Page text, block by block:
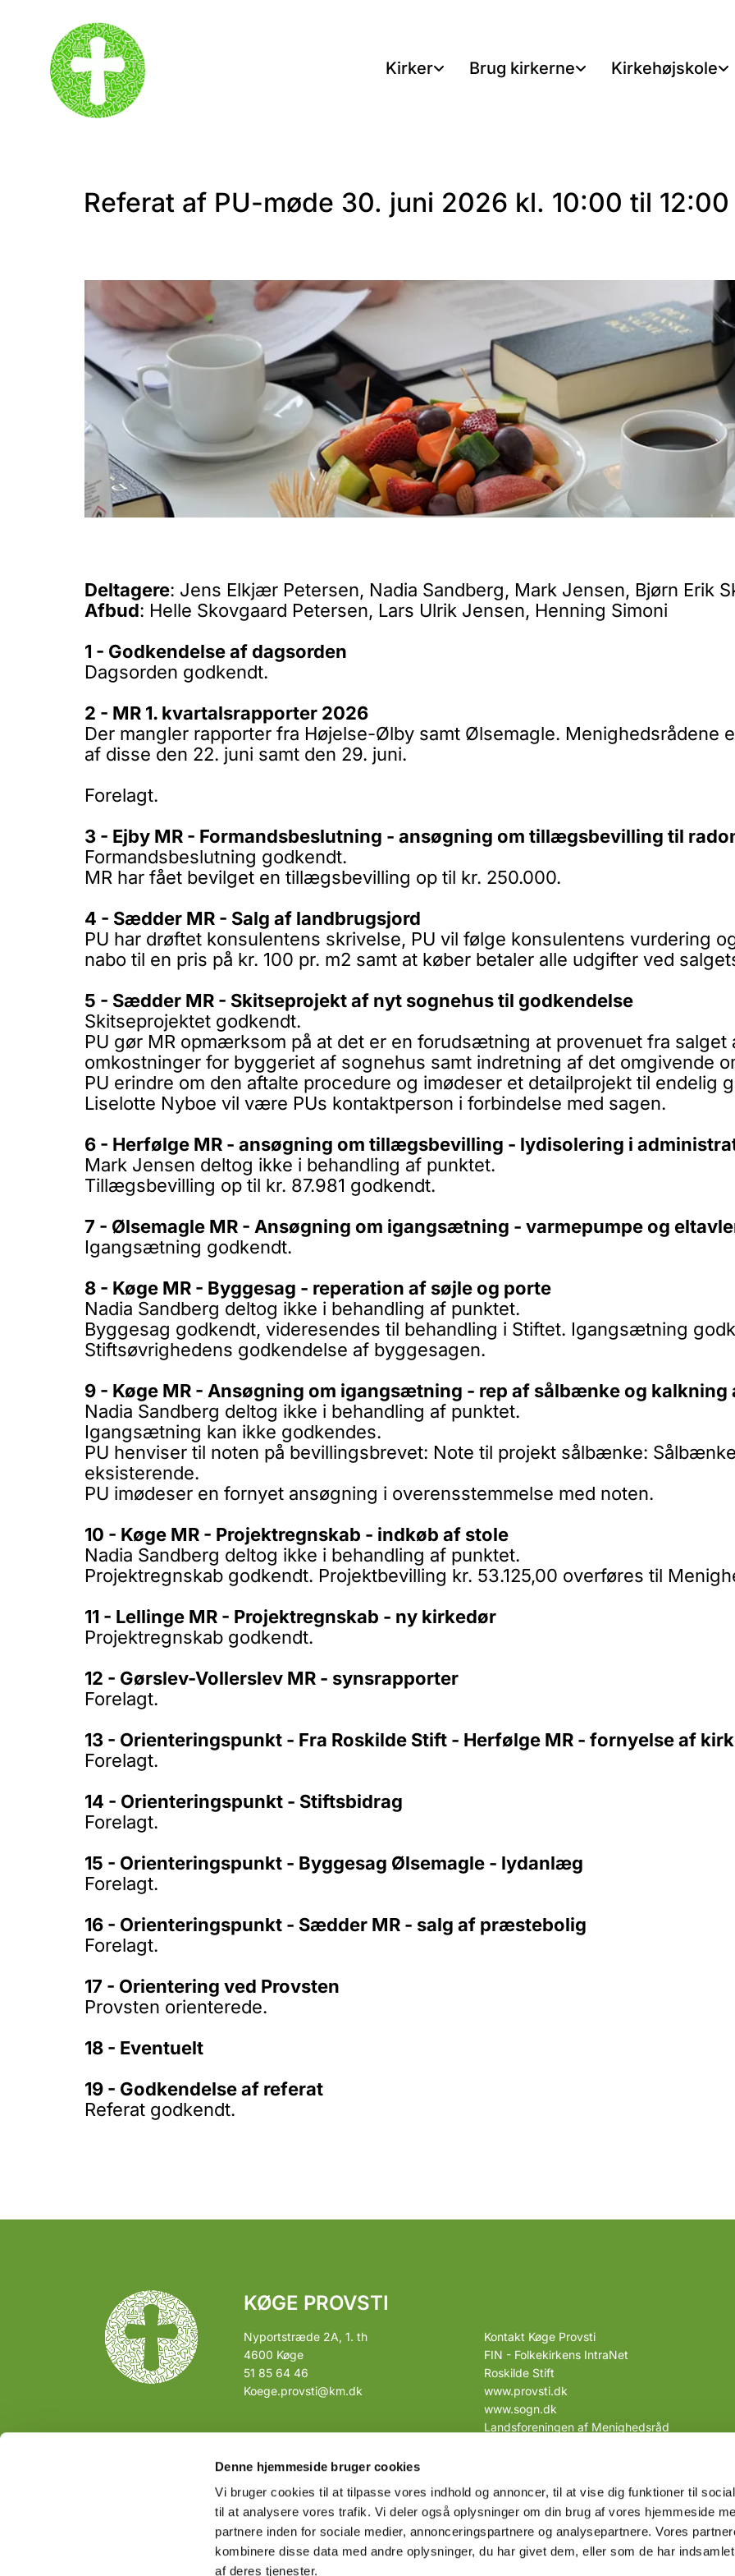
Denne hjemmeside bruger cookies
Vi bruger cookies til at tilpasse vores indhold og annoncer, til at vise dig funktioner til
til at analysere vores trafik. Vi deler også oplysninger om din brug af vores hjemmeside
partnere inden for sociale medier, annonceringspartnere og analysepartnere. Vores
kombinere disse data med andre oplysninger, du har givet dem, eller som de har
af deres tjenester.
Kirker Brug kirkerne Kirkehøjskole
Referat af PU-møde 30. juni 2026 kl. 10:00 til 12:00
Deltagere: Jens Elkjær Petersen, Nadia Sandberg, Mark Jensen, Bjørn Erik
Afbud: Helle Skovgaard Petersen, Lars Ulrik Jensen, Henning Simoni
1 - Godkendelse af dagsorden
Dagsorden godkendt.
2 - MR 1. kvartalsrapporter 2026
Der mangler rapporter fra Højelse-Ølby samt Ølsemagle. Menighedsrådene
af disse den 22. juni samt den 29. juni.
Forelagt.
3 - Ejby MR - Formandsbeslutning - ansøgning om tillægsbevilling til
Formandsbeslutning godkendt.
MR har fået bevilget en tillægsbevilling op til kr. 250.000.
4 - Sædder MR - Salg af landbrugsjord
PU har drøftet konsulentens skrivelse, PU vil følge konsulentens vurdering
nabo til en pris på kr. 100 pr. m2 samt at køber betaler alle udgifter ved
5 - Sædder MR - Skitseprojekt af nyt sognehus til godkendelse
Skitseprojektet godkendt.
PU gør MR opmærksom på at det er en forudsætning at provenuet fra
omkostninger for byggeriet af sognehus samt indretning af det omgivende
PU erindre om den aftalte procedure og imødeser et detailprojekt til endelig
Liselotte Nyboe vil være PUs kontaktperson i forbindelse med sagen.
6 - Herfølge MR - ansøgning om tillægsbevilling - lydisolering i
Mark Jensen deltog ikke i behandling af punktet.
Tillægsbevilling op til kr. 87.981 godkendt.
7 - Ølsemagle MR - Ansøgning om igangsætning - varmepumpe og
Igangsætning godkendt.
8 - Køge MR - Byggesag - reperation af søjle og porte
Nadia Sandberg deltog ikke i behandling af punktet.
Byggesag godkendt, videresendes til behandling i Stiftet. Igangsætning
Stiftsøvrighedens godkendelse af byggesagen.
9 - Køge MR - Ansøgning om igangsætning - rep af sålbænke og kalkning
Nadia Sandberg deltog ikke i behandling af punktet.
Igangsætning kan ikke godkendes.
PU henviser til noten på bevillingsbrevet: Note til projekt sålbænke:
eksisterende.
PU imødeser en fornyet ansøgning i overensstemmelse med noten.
10 - Køge MR - Projektregnskab - indkøb af stole
Nadia Sandberg deltog ikke i behandling af punktet.
Projektregnskab godkendt. Projektbevilling kr. 53.125,00 overføres til
11 - Lellinge MR - Projektregnskab - ny kirkedør
Projektregnskab godkendt.
12 - Gørslev-Vollerslev MR - synsrapporter
Forelagt.
13 - Orienteringspunkt - Fra Roskilde Stift - Herfølge MR - fornyelse af
Forelagt.
14 - Orienteringspunkt - Stiftsbidrag
Forelagt.
15 - Orienteringspunkt - Byggesag Ølsemagle - lydanlæg
Forelagt.
16 - Orienteringspunkt - Sædder MR - salg af præstebolig
Forelagt.
17 - Orientering ved Provsten
Provsten orienterede.
18 - Eventuelt
19 - Godkendelse af referat
Referat godkendt.
KØGE PROVSTI
Nyportstræde 2A, 1. th
4600 Køge
51 85 64 46
Koege.provsti@km.dk
Kontakt Køge Provsti
FIN - Folkekirkens IntraNet
Roskilde Stift
www.provsti.dk
www.sogn.dk
Landsforeningen af Menighedsråd
Privatlivspolitik Log på ChurchDesk